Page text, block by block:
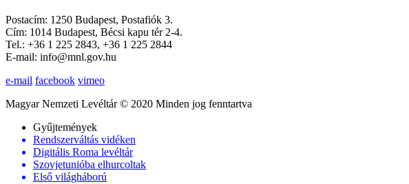
Postacím: 1250 Budapest, Postafiók 3.
Cím: 1014 Budapest, Bécsi kapu tér 2-4.
Tel.: +36 1 225 2843, +36 1 225 2844
E-mail: info@mnl.gov.hu
e-mail facebook vimeo
Magyar Nemzeti Levéltár © 2020 Minden jog fenntartva
Gyűjtemények
Rendszerváltás vidéken
Digitális Roma levéltár
Szovjetunióba elhurcoltak
Első világháború